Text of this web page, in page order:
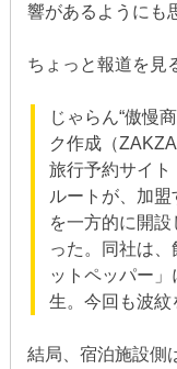
響があるようにも
ちょっと報道を見
じゃらん“傲慢
ク作成（
旅行予約サイト
ルートが、加
を一方的に開
った。同社は
ットペッパー
生。今回も波紋
結局、宿泊施設側